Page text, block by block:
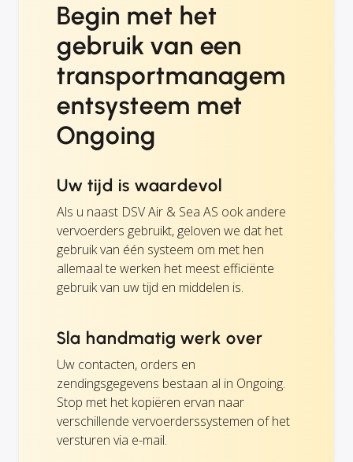
Begin met het
gebruik van een
transportmanagem
entsysteem met
Ongoing
Uw tijd is waardevol
Als u naast DSV Air & Sea AS ook andere
vervoerders gebruikt, geloven we dat het
gebruik van één systeem om met hen
allemaal te werken het meest efficiënte
gebruik van uw tijd en middelen is.
Sla handmatig werk over
Uw contacten, orders en
zendingsgegevens bestaan al in Ongoing.
Stop met het kopiëren ervan naar
verschillende vervoerderssystemen of het
versturen via e-mail.